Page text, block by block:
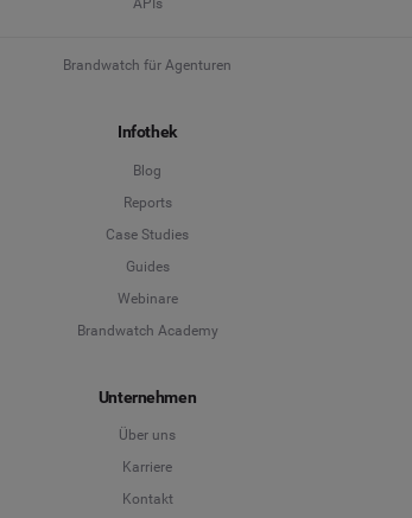
APIs
Brandwatch für Agenturen
Infothek
Blog
Reports
Case Studies
Guides
Webinare
Brandwatch Academy
Unternehmen
Über uns
Karriere
Kontakt